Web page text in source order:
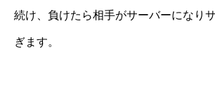
続け、負けたら相手がサーバーになり
ぎます。